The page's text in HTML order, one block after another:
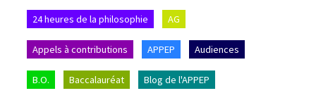
24 heures de la philosophie AG
Appels à contributions APPEP Audiences
B.O. Baccalauréat Blog de l'APPEP